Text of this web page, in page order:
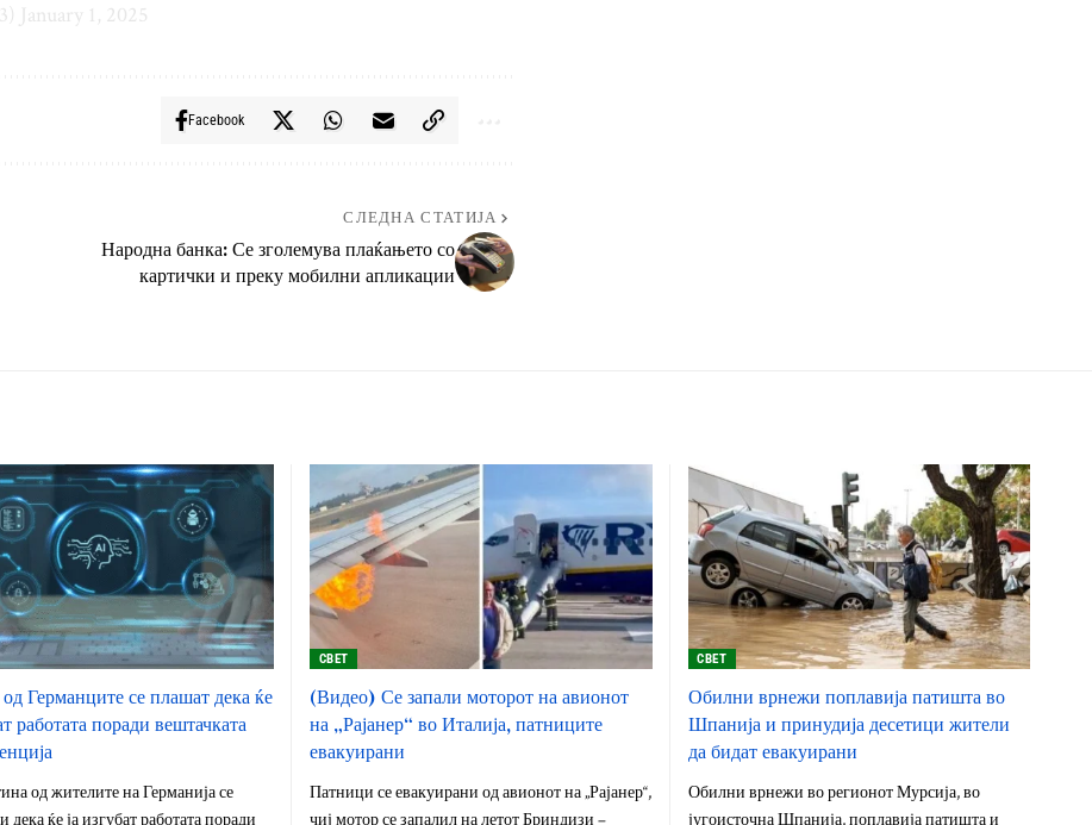
January 1, 2025
Facebook
СЛЕДНА СТАТИЈА
Народна банка: Се зголемува плаќањето со
картички и преку мобилни апликации
Германците се плашат дека ќе
работата поради вештачката
од жителите на Германија се
дека ќе ја изгубат работата поради
СВЕТ
(Видео) Се запали моторот на авионот
на „Рајанер“ во Италија, патниците
евакуирани
Патници се евакуирани од авионот на „Рајанер“,
чиј мотор се запалил на летот Бриндизи –
СВЕТ
Обилни врнежи поплавија патишта во
Шпанија и принудија десетици жители
да бидат евакуирани
Обилни врнежи во регионот Мурсија, во
југоисточна Шпанија, поплавија патишта и